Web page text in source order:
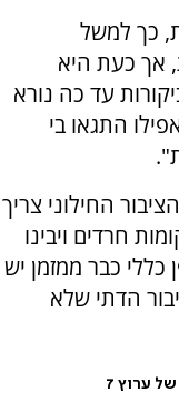
כך למשל
כעת היא
עד כה נורא
התגאו בי
החילוני צריך
חרדים ויבינו
כללי כבר ממזמן יש
הדתי שלא
ערוץ 7